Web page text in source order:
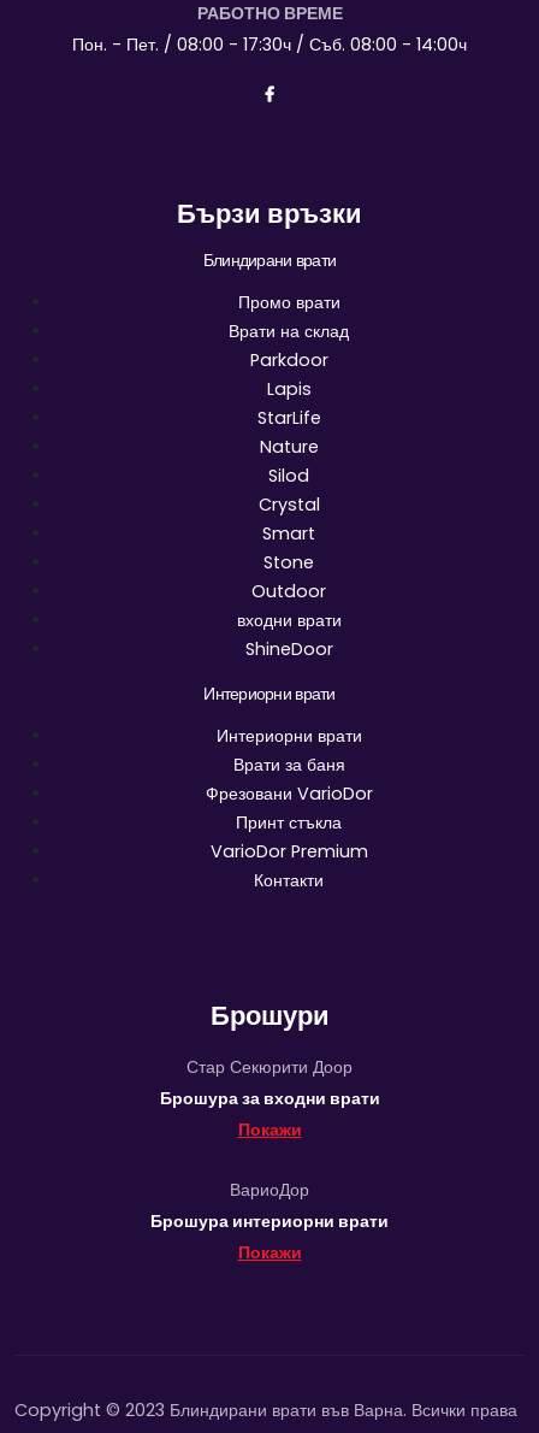
РАБОТНО ВРЕМЕ
Пон. - Пет. / 08:00 - 17:30ч / Съб. 08:00 - 14:00ч
Бързи връзки
Блиндирани врати
Промо врати
Врати на склад
Parkdoor
Lapis
StarLife
Nature
Silod
Crystal
Smart
Stone
Outdoor
входни врати
ShineDoor
Интериорни врати
Интериорни врати
Врати за баня
Фрезовани VarioDor
Принт стъкла
VarioDor Premium
Контакти
Брошури
Стар Секюрити Доор
Брошура за входни врати
Покажи
ВариоДор
Брошура интериорни врати
Покажи
Copyright © 2023 Блиндирани врати във Варна. Всички права